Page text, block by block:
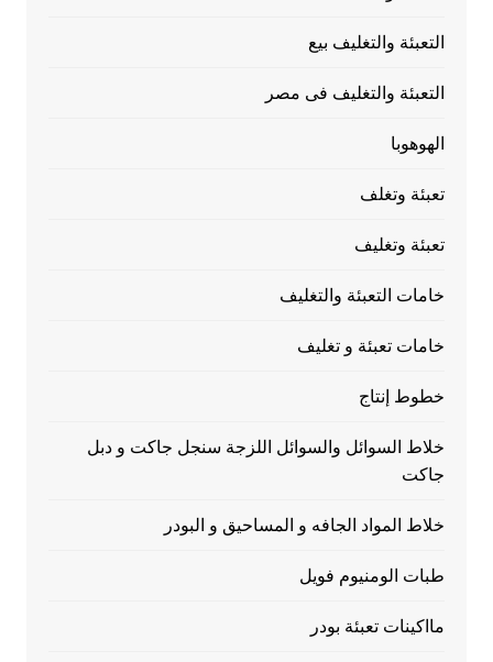
التعبئة والتغليف بيع
التعبئة والتغليف فى مصر
الهوهوبا
تعبئة وتغلف
تعبئة وتغليف
خامات التعبئة والتغليف
خامات تعبئة و تغليف
خطوط إنتاج
خلاط السوائل والسوائل اللزجة سنجل جاكت و دبل
جاكت
خلاط المواد الجافه و المساحيق و البودر
طبات الومنيوم فويل
مااكينات تعبئة بودر